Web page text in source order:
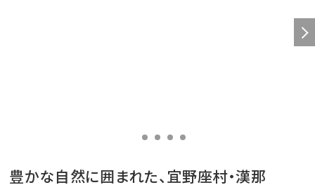
豊かな自然に囲まれた、宜野座村・漢那